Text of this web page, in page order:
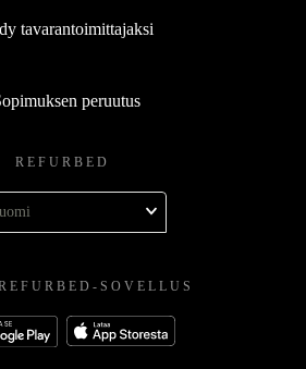
tavarantoimittajaksi
peruutus
REFURBED
SOVELLUS